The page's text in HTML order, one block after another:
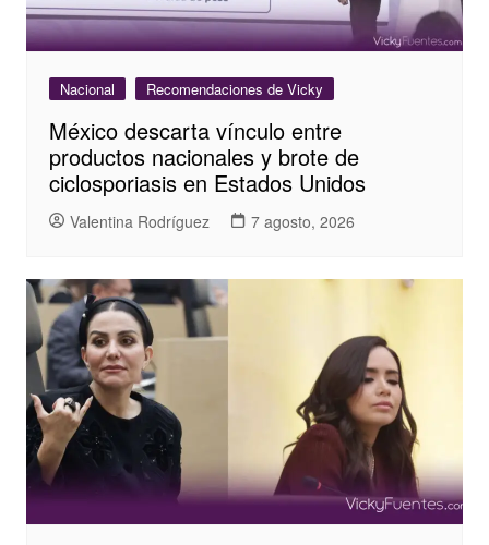
Nacional Recomendaciones de Vicky
México descarta vínculo entre
productos nacionales y brote de
ciclosporiasis en Estados Unidos
Valentina Rodríguez 7 agosto, 2026